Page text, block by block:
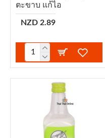
ตะขาบ แก้ไอ
NZD 2.89